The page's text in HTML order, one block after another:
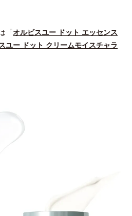
「オルビスユー ドット エッセンス
ユー ドット クリームモイスチャラ